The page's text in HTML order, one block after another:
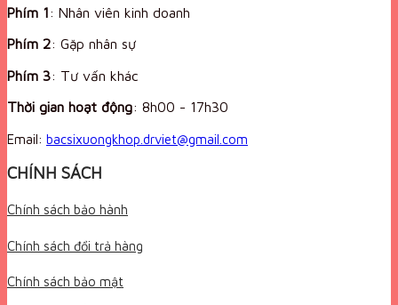
Phím 1: Nhân viên kinh doanh
Phím 2: Gặp nhân sự
Phím 3: Tư vấn khác
Thời gian hoạt động: 8h00 - 17h30
Email: bacsixuongkhop.drviet@gmail.com
CHÍNH SÁCH
Chính sách bảo hành
Chính sách đổi trả hàng
Chính sách bảo mật